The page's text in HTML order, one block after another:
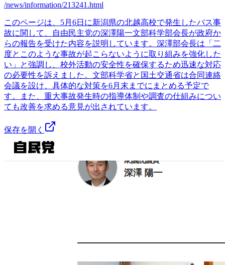
/news/information/213241.html
このページは、5月6日に新潟県の北越高校で発生したバス事
故に関して、自由民主党の深澤陽一文部科学部会長が政府か
らの報告を受けた内容を説明しています。深澤部会長は「二
度とこのような事故が起こらないように取り組みを強化した
い」と強調し、校外活動の安全性を確保するため迅速な対応
の必要性を訴えました。文部科学省と国土交通省は合同連絡
会議を設け、具体的な対策を6月末までにまとめる予定で
す。また、重大事故発生時の指導体制や調査の仕組みについ
ても改善を求める意見が出されています。
保存を開く